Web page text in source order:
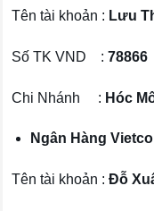
Tên tài khoản : Lưu
Số TK VND : 78866
Chi Nhánh : Hóc
Ngân Hàng
Tên tài khoản : Đỗ